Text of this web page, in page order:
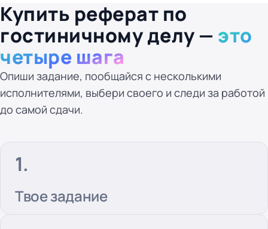
Купить реферат по
гостиничному делу — это
четыре шага
Опиши задание, пообщайся с несколькими
исполнителями, выбери своего и следи за работой
до самой сдачи.
Твое задание